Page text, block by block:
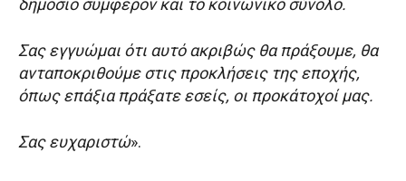
δημόσιο συμφέρον και το κοινωνικό σύνολο.
Σας εγγυώμαι ότι αυτό ακριβώς θα πράξουμε, θα
ανταποκριθούμε στις προκλήσεις της εποχής,
όπως επάξια πράξατε εσείς, οι προκάτοχοί μας.
Σας ευχαριστώ».